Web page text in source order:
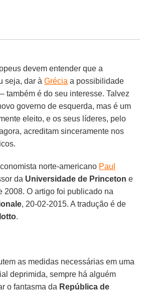
devem entender que a
seja, dar àGrécia a possibilidade
também é do seu interesse. Talvez
governo de esquerda, mas é um
eleito, e os seus líderes, pelo
acreditam sinceramente nos
norte-americano Paul
da Universidade de Princeton e
2008. O artigo foi publicado na
, 20-02-2015. A tradução é de
.
as medidas necessárias em uma
deprimida, sempre há alguém
o fantasma da República de